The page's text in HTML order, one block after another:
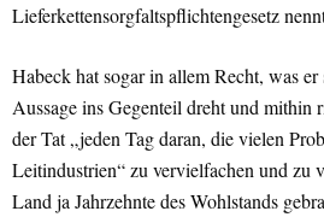
Lieferkettensorgfaltspflichtengesetz
Habeck hat sogar in allem Recht, was
Aussage ins Gegenteil dreht und mithin
der Tat „jeden Tag daran, die vielen
Leitindustrien“ zu vervielfachen und zu
Land ja Jahrzehnte des Wohlstands